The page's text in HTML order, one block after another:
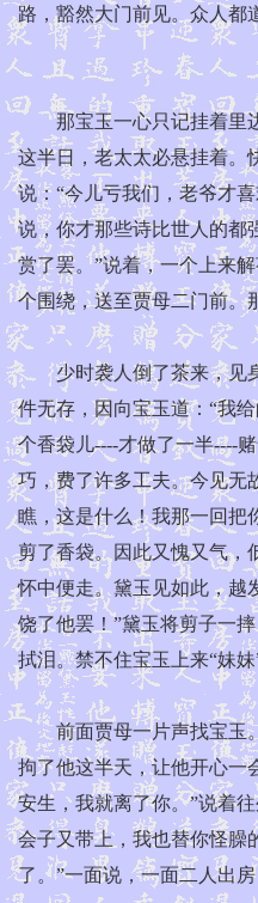
路，豁然大门前见。众人都
那宝玉一心只记挂着里边
这半日，老太太必悬挂着。
说：“今儿亏我们，老爷才
说，你才那些诗比世人的都
赏了罢。”说着，一个上来
个围绕，送至贾母二门前。
少时袭人倒了茶来，见身
件无存，因向宝玉道：“我
个香袋儿----才做了一半----
巧，费了许多工夫。今见无
瞧，这是什么！我那一回把
剪了香袋。因此又愧又气，
怀中便走。黛玉见如此，越
饶了他罢！”黛玉将剪子一
拭泪。禁不住宝玉上来“妹妹
前面贾母一片声找宝玉。
拘了他这半天，让他开心一
安生，我就离了你。”说着
会子又带上，我也替你怪臊
了。”一面说，一面二人出